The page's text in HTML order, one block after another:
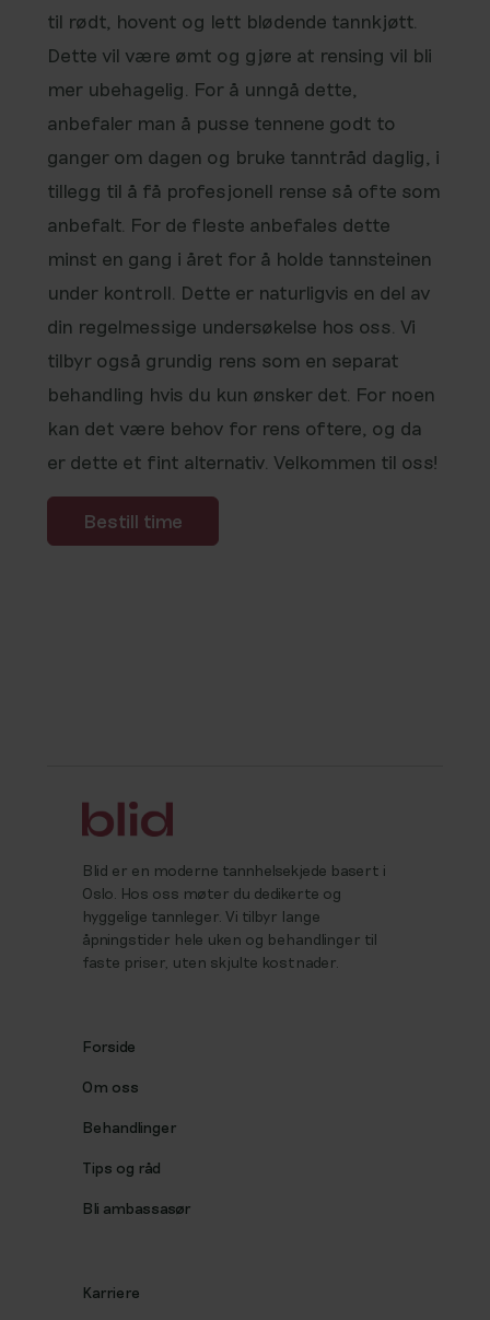
til rødt, hovent og lett blødende tannkjøtt.
Dette vil være ømt og gjøre at rensing vil bli
mer ubehagelig. For å unngå dette,
anbefaler man å pusse tennene godt to
ganger om dagen og bruke tanntråd daglig, i
tillegg til å få profesjonell rense så ofte som
anbefalt. For de fleste anbefales dette
minst en gang i året for å holde tannsteinen
under kontroll. Dette er naturligvis en del av
din regelmessige undersøkelse hos oss. Vi
tilbyr også grundig rens som en separat
behandling hvis du kun ønsker det. For noen
kan det være behov for rens oftere, og da
er dette et fint alternativ. Velkommen til oss!
Bestill time
Blid er en moderne tannhelsekjede basert i
Oslo. Hos oss møter du dedikerte og
hyggelige tannleger. Vi tilbyr lange
åpningstider hele uken og behandlinger til
faste priser, uten skjulte kostnader.
Forside
Om oss
Behandlinger
Tips og råd
Bli ambassasør
Karriere